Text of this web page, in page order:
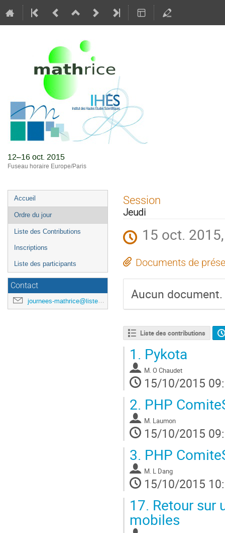
12–16 oct. 2015
Fuseau horaire Europe/Paris
Menu
de
l'événement
Accueil
Ordre du jour
Liste des Contributions
Inscriptions
Liste des participants
Contact
journees-mathrice@listes.mathrice.fr
Session
Jeudi
15 oct.
Documents de
Aucun document.
Liste des contributions
1. Pykota
M.O Chaudet
15/10/2015
2. PHP
M. Laumon
15/10/2015
3. PHP
M. L Dang
15/10/2015
17. Retour sur
mobiles